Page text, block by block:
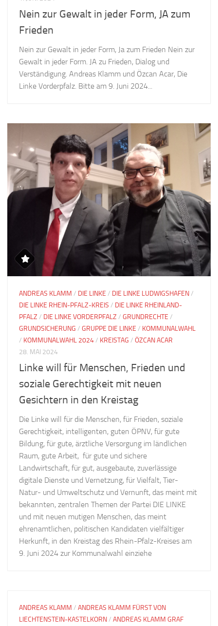
Nein zur Gewalt in jeder Form, JA zum
Frieden
Nein zur Gewalt in jeder Form, Ja zum Frieden Nein zur
Gewalt in jeder Form. JA zu Frieden, Dialog und
Verständigung. Andreas Klamm und Özcan Acar, Die
Linke Vorderpfalz. Bitte am 9. Juni 2024...
ANDREAS KLAMM / DIE LINKE / DIE LINKE LUDWIGSHAFEN/
DIE LINKE RHEIN-PFALZ-KREIS / DIE LINKE RHEINLAND-
PFALZ / DIE LINKE VORDERPFALZ / GRUNDRECHTE /
GRUNDSICHERUNG / GRUPPE DIE LINKE / KOMMUNALWAHL
/ KOMMUNALWAHL 2024/ KREISTAG / ÖZCAN ACAR
28. MAI 2024
Linke will für Menschen, Frieden und
soziale Gerechtigkeit mit neuen
Gesichtern in den Kreistag
Die Linke will für die Menschen, für Frieden, soziale
Gerechtigkeit, intelligenten, guten ÖPNV, für gute
Bildung, für gute, ärztliche Versorgung im ländlichen
Raum, gute Arbeit, für gute und sichere
Landwirtschaft, für gut, ausgebaute, zuverlässige
digitale Dienste und Vernetzung, für Vielfalt, Tier-
Natur- und Umweltschutz und Vernunft, das meint mit
bekannten, zentralen Themen der Partei DIE LINKE
und mit neuen mutigen Menschen, das meint
ehrenamtlichen, politischen Kandidaten vielfältiger
Herkunft, in den Kreistag des Rhein-Pfalz-Kreises am
9. Juni 2024 zur Kommunalwahl einziehe
ANDREAS KLAMM / ANDREAS KLAMM FÜRST VON
LIECHTENSTEIN-KASTELKORN/ ANDREAS KLAMM GRAF